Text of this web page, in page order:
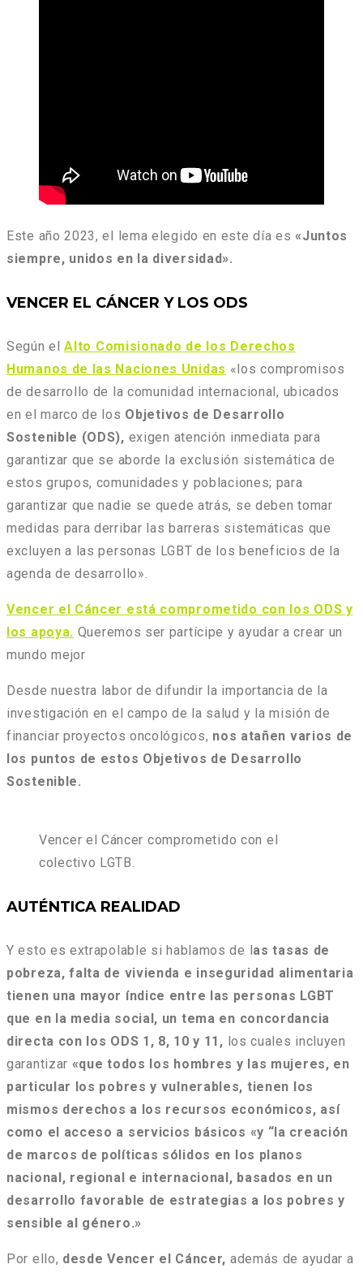
Este año 2023, el lema elegido en este día es«Juntos
siempre, unidos en la diversidad».
VENCER EL CÁNCER Y LOS ODS
Según elAlto Comisionado de los Derechos
Humanos de las Naciones Unidas «los compromisos
de desarrollo de la comunidad internacional, ubicados
en el marco de los Objetivos de Desarrollo
Sostenible (ODS), exigen atención inmediata para
garantizar que se aborde la exclusión sistemática de
estos grupos, comunidades y poblaciones; para
garantizar que nadie se quede atrás, se deben tomar
medidas para derribar las barreras sistemáticas que
excluyen a las personas LGBT de los beneficios de la
agenda de desarrollo».
Vencer el Cáncer está comprometido con los ODS y
los apoya. Queremos ser partícipe y ayudar a crear un
mundo mejor
Desde nuestra labor de difundir la importancia de la
investigación en el campo de la salud y la misión de
financiar proyectos oncológicos, nos atañen varios de
los puntos de estos Objetivos de Desarrollo
Sostenible.
Vencer el Cáncer comprometido con el
colectivo LGTB.
AUTÉNTICA REALIDAD
Y esto es extrapolable si hablamos de las tasas de
pobreza, falta de vivienda e inseguridad alimentaria
tienen una mayor índice entre las personas LGBT
que en la media social, un tema en concordancia
directa con los ODS 1, 8, 10 y 11, los cuales incluyen
garantizar «que todos los hombres y las mujeres, en
particular los pobres y vulnerables, tienen los
mismos derechos a los recursos económicos, así
como el acceso a servicios básicos «y “la creación
de marcos de políticas sólidos en los planos
nacional, regional e internacional, basados ​​en un
desarrollo favorable de estrategias a los pobres y
sensible al género.»
Por ello, desde Vencer el Cáncer, además de ayudar a